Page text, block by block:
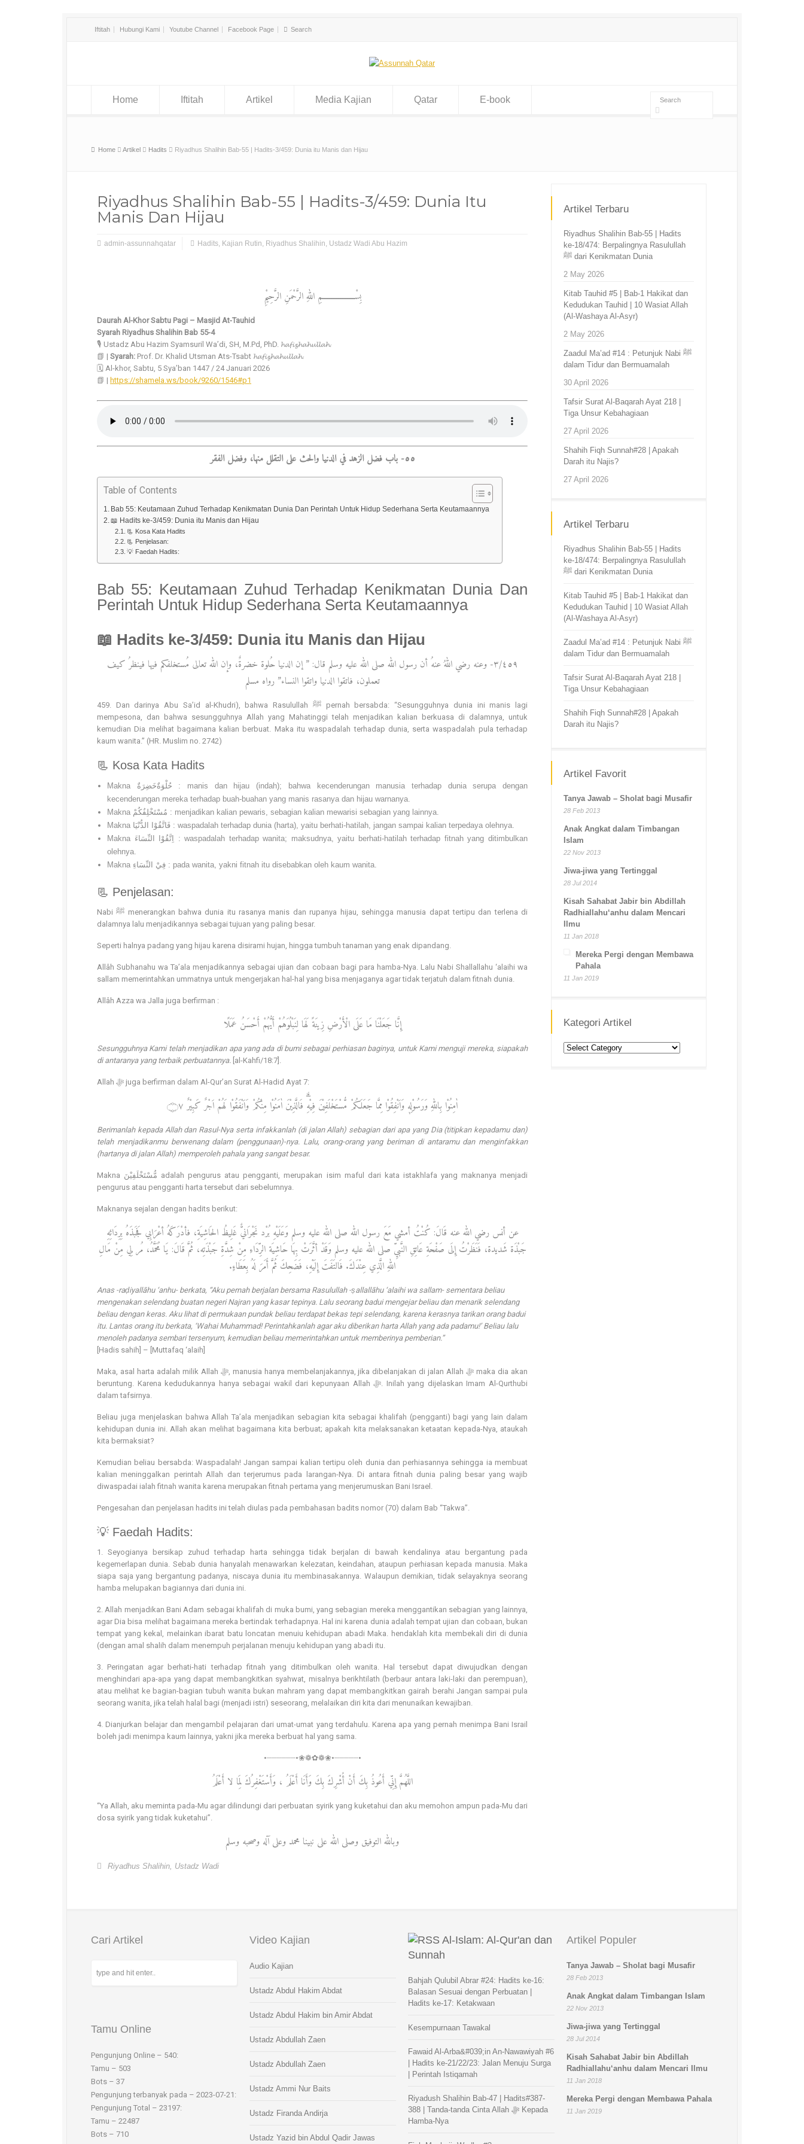
Iftitah Hubungi Kami Youtube Channel Facebook Page
Home Iftitah Artikel Media Kajian Qatar E-book
Home Artikel Hadits Riyadhus Shalihin Bab-55 | Hadits-3/459: Dunia itu Manis dan Hijau
Riyadhus Shalihin Bab-55 | Hadits-3/459: Dunia Itu
Manis Dan Hijau
admin-assunnahqatar Hadits, Kajian Rutin, Riyadhus Shalihin, Ustadz Wadi Abu Hazim
بِسْــــــــــــــــــمِ اللهِ الرَّحْمَنِ الرَّحِيْمِ
Daurah Al-Khor Sabtu Pagi – Masjid At-Tauhid
Syarah Riyadhus Shalihin Bab 55-4
🎙️ Ustadz Abu Hazim Syamsuril Wa’di, SH, M.Pd, PhD. 𝓱𝓪𝓯𝓲𝔃𝓱𝓪𝓱𝓾𝓵𝓵𝓪𝓱.
📗 | Syarah: Prof. Dr. Khalid Utsman Ats-Tsabt 𝓱𝓪𝓯𝓲𝔃𝓱𝓪𝓱𝓾𝓵𝓵𝓪𝓱.
🗓️ Al-khor, Sabtu, 5 Sya’ban 1447 / 24 Januari 2026
📗 | https://shamela.ws/book/9260/1546#p1
٥٥- باب فضل الزهد في الدنيا والحث على التقلل منها، وفضل الفقر
Table of Contents
Bab 55: Keutamaan Zuhud Terhadap Kenikmatan Dunia Dan Perintah Untuk Hidup Sederhana Serta Keutamaannya
📖 Hadits ke-3/459: Dunia itu Manis dan Hijau
📃 Kosa Kata Hadits
📃 Penjelasan:
💡 Faedah Hadits:
Bab 55: Keutamaan Zuhud Terhadap Kenikmatan Dunia Dan
Perintah Untuk Hidup Sederhana Serta Keutamaannya
📖 Hadits ke-3/459: Dunia itu Manis dan Hijau
٣/٤٥٩- وعنه رضي اللهُ عنهُ أن رسول الله صلى الله عليه وسلم قال: ” إن الدنيا حُلوة خضرةٌ، وإن الله تعالى مُستخلفكم فيها فينظرُ كيف
تعملون، فاتقوا الدنيا واتقوا النساء” رواه مسلم
459. Dan darinya Abu Sa’id al-Khudri), bahwa Rasulullah ﷺ pernah bersabda: “Sesungguhnya dunia ini manis lagi
mempesona, dan bahwa sesungguhnya Allah yang Mahatinggi telah menjadikan kalian berkuasa di dalamnya, untuk
kemudian Dia melihat bagaimana kalian berbuat. Maka itu waspadalah terhadap dunia, serta waspadalah pula terhadap
kaum wanita.” (HR. Muslim no. 2742)
📃 Kosa Kata Hadits
Makna حُلْوَةٌخَضِرَةٌ : manis dan hijau (indah); bahwa kecenderungan manusia terhadap dunia serupa dengan
kecenderungan mereka terhadap buah-buahan yang manis rasanya dan hijau warnanya.
Makna مُسْتَخْلِفُكُمْ : menjadikan kalian pewaris, sebagian kalian mewarisi sebagian yang lainnya.
Makna فَاتَّقُوْا الدُّنْيَا : waspadalah terhadap dunia (harta), yaitu berhati-hatilah, jangan sampai kalian terpedaya olehnya.
Makna اِتَّقُوْا النِّسَاءَ : waspadalah terhadap wanita; maksudnya, yaitu berhati-hatilah terhadap fitnah yang ditimbulkan
olehnya.
Makna فِيْ النِّسَاءِ : pada wanita, yakni fitnah itu disebabkan oleh kaum wanita.
📃 Penjelasan:
Nabi ﷺ menerangkan bahwa dunia itu rasanya manis dan rupanya hijau, sehingga manusia dapat tertipu dan terlena di
dalamnya lalu menjadikannya sebagai tujuan yang paling besar.
Seperti halnya padang yang hijau karena disirami hujan, hingga tumbuh tanaman yang enak dipandang.
Allâh Subhanahu wa Ta’ala menjadikannya sebagai ujian dan cobaan bagi para hamba-Nya. Lalu Nabi Shallallahu ‘alaihi wa
sallam memerintahkan ummatnya untuk mengerjakan hal-hal yang bisa menjaganya agar tidak terjatuh dalam fitnah dunia.
Allâh Azza wa Jalla juga berfirman :
إِنَّا جَعَلْنَا مَا عَلَى الْأَرْضِ زِينَةً لَهَا لِنَبْلُوَهُمْ أَيُّهُمْ أَحْسَنُ عَمَلًا
Sesungguhnya Kami telah menjadikan apa yang ada di bumi sebagai perhiasan baginya, untuk Kami menguji mereka, siapakah
di antaranya yang terbaik perbuatannya. [al-Kahfi/18:7].
Allah ﷻ juga berfirman dalam Al-Qur’an Surat Al-Hadid Ayat 7:
اٰمِنُوْا بِاللّٰهِ وَرَسُوْلِهٖ وَاَنْفِقُوْا مِمَّا جَعَلَكُمْ مُّسْتَخْلَفِيْنَ فِيْهِۗ فَالَّذِيْنَ اٰمَنُوْا مِنْكُمْ وَاَنْفَقُوْا لَهُمْ اَجْرٌ كَبِيْرٌ ۝٧
Berimanlah kepada Allah dan Rasul-Nya serta infakkanlah (di jalan Allah) sebagian dari apa yang Dia (titipkan kepadamu dan)
telah menjadikanmu berwenang dalam (penggunaan)-nya. Lalu, orang-orang yang beriman di antaramu dan menginfakkan
(hartanya di jalan Allah) memperoleh pahala yang sangat besar.
Makna مُّسْتَخْلَفِيْنَ adalah pengurus atau pengganti, merupakan isim maful dari kata istakhlafa yang maknanya menjadi
pengurus atau pengganti harta tersebut dari sebelumnya.
Maknanya sejalan dengan hadits berikut:
عن أنس رضي الله عنه قَالَ: كُنْتُ أمشي مَعَ رسول الله صلى الله عليه وسلم وَعَلَيْهِ بُرْد نَجْرَانيٌّ غَلِيظُ الحَاشِيَةِ، فأدْرَكَهُ أعْرَابِي فَجَبذَهُ بِرِدَائِهِ
جَبْذَة شَديدة، فَنَظَرْتُ إِلَى صَفْحَةِ عَاتِقِ النَّبيِّ صلى الله عليه وسلم وَقَدْ أثَّرَتْ بِهَا حَاشِيَة الرِّدَاءِ مِنْ شِدَّةِ جَبْذَتِه، ثُمَّ قَالَ: يَا مُحَمَّدُ، مُر لِي مِنْ مَالِ
اللهِ الَّذِي عِنْدَكَ. فَالتَفَتَ إِلَيْهِ، فَضَحِكَ ثُمَّ أَمَرَ لَهُ بِعَطَاءٍ.
Anas -raḍiyallāhu ‘anhu- berkata, “Aku pernah berjalan bersama Rasulullah -ṣallallāhu ‘alaihi wa sallam- sementara beliau
mengenakan selendang buatan negeri Najran yang kasar tepinya. Lalu seorang badui mengejar beliau dan menarik selendang
beliau dengan keras. Aku lihat di permukaan pundak beliau terdapat bekas tepi selendang, karena kerasnya tarikan orang badui
itu. Lantas orang itu berkata, ‘Wahai Muhammad! Perintahkanlah agar aku diberikan harta Allah yang ada padamu!’ Beliau lalu
menoleh padanya sembari tersenyum, kemudian beliau memerintahkan untuk memberinya pemberian.”
[Hadis sahih] – [Muttafaq ‘alaih]
Maka, asal harta adalah milik Allah ﷻ, manusia hanya membelanjakannya, jika dibelanjakan di jalan Allah ﷻ maka dia akan
beruntung. Karena kedudukannya hanya sebagai wakil dari kepunyaan Allah ﷻ. Inilah yang dijelaskan Imam Al-Qurthubi
dalam tafsirnya.
Beliau juga menjelaskan bahwa Allah Ta’ala menjadikan sebagian kita sebagai khalifah (pengganti) bagi yang lain dalam
kehidupan dunia ini. Allah akan melihat bagaimana kita berbuat; apakah kita melaksanakan ketaatan kepada-Nya, ataukah
kita bermaksiat?
Kemudian beliau bersabda: Waspadalah! Jangan sampai kalian tertipu oleh dunia dan perhiasannya sehingga ia membuat
kalian meninggalkan perintah Allah dan terjerumus pada larangan-Nya. Di antara fitnah dunia paling besar yang wajib
diwaspadai ialah fitnah wanita karena merupakan fitnah pertama yang menjerumuskan Bani Israel.
Pengesahan dan penjelasan hadits ini telah diulas pada pembahasan badits nomor (70) dalam Bab “Takwa”.
💡 Faedah Hadits:
1. Seyogianya bersikap zuhud terhadap harta sehingga tidak berjalan di bawah kendalinya atau bergantung pada
kegemerlapan dunia. Sebab dunia hanyalah menawarkan kelezatan, keindahan, ataupun perhiasan kepada manusia. Maka
siapa saja yang bergantung padanya, niscaya dunia itu membinasakannya. Walaupun demikian, tidak selayaknya seorang
hamba melupakan bagiannya dari dunia ini.
2. Allah menjadikan Bani Adam sebagai khalifah di muka bumi, yang sebagian mereka menggantikan sebagian yang lainnya,
agar Dia bisa melihat bagaimana mereka bertindak terhadapnya. Hal ini karena dunia adalah tempat ujian dan cobaan, bukan
tempat yang kekal, melainkan ibarat batu loncatan menuiu kehidupan abadi Maka. hendaklah kita membekali diri di dunia
(dengan amal shalih dalam menempuh perjalanan menuju kehidupan yang abadi itu.
3. Peringatan agar berhati-hati terhadap fitnah yang ditimbulkan oleh wanita. Hal tersebut dapat diwujudkan dengan
menghindari apa-apa yang dapat membangkitkan syahwat, misalnya berikhtilath (berbaur antara laki-laki dan perempuan),
atau melihat ke bagian-bagian tubuh wanita bukan mahram yang dapat membangkitkan gairah berahi Jangan sampai pula
seorang wanita, jika telah halal bagi (menjadi istri) seseorang, melalaikan diri kita dari menunaikan kewajiban.
4. Dianjurkan belajar dan mengambil pelajaran dari umat-umat yang terdahulu. Karena apa yang pernah menimpa Bani Israil
boleh jadi menimpa kaum lainnya, yakni jika mereka berbuat hal yang sama.
•┈┈┈┈┈┈•❀❁✿❁❀•┈┈┈┈┈•
اللَّهُمَّ إِنِّي أَعُوذُ بِكَ أَنْ أُشْرِكَ بِكَ وَأَنَا أَعْلَمُ ، وَأَسْتَغْفِرُكَ لِمَا لا أَعْلَمُ
“Ya Allah, aku meminta pada-Mu agar dilindungi dari perbuatan syirik yang kuketahui dan aku memohon ampun pada-Mu dari
dosa syirik yang tidak kuketahui”.
وبالله التوفيق وصلى الله على نبينا محمد وعلى آله وصحبه وسلم
Riyadhus Shalihin, Ustadz Wadi
Artikel Terbaru
Riyadhus Shalihin Bab-55 | Hadits
ke-18/474: Berpalingnya Rasulullah
ﷺ dari Kenikmatan Dunia
2 May 2026
Kitab Tauhid #5 | Bab-1 Hakikat dan
Kedudukan Tauhid | 10 Wasiat Allah
(Al-Washaya Al-Asyr)
2 May 2026
Zaadul Ma’ad #14 : Petunjuk Nabi ﷺ
dalam Tidur dan Bermuamalah
30 April 2026
Tafsir Surat Al-Baqarah Ayat 218 |
Tiga Unsur Kebahagiaan
27 April 2026
Shahih Fiqh Sunnah#28 | Apakah
Darah itu Najis?
27 April 2026
Artikel Terbaru
Riyadhus Shalihin Bab-55 | Hadits
ke-18/474: Berpalingnya Rasulullah
ﷺ dari Kenikmatan Dunia
Kitab Tauhid #5 | Bab-1 Hakikat dan
Kedudukan Tauhid | 10 Wasiat Allah
(Al-Washaya Al-Asyr)
Zaadul Ma’ad #14 : Petunjuk Nabi ﷺ
dalam Tidur dan Bermuamalah
Tafsir Surat Al-Baqarah Ayat 218 |
Tiga Unsur Kebahagiaan
Shahih Fiqh Sunnah#28 | Apakah
Darah itu Najis?
Artikel Favorit
Tanya Jawab – Sholat bagi Musafir
28 Feb 2013
Anak Angkat dalam Timbangan
Islam
22 Nov 2013
Jiwa-jiwa yang Tertinggal
28 Jul 2014
Kisah Sahabat Jabir bin Abdillah
Radhiallahu‘anhu dalam Mencari
Ilmu
11 Jan 2018
Mereka Pergi dengan Membawa
Pahala
11 Jan 2019
Kategori Artikel
Kategori
Cari Artikel
Tamu Online
Pengunjung Online – 540:
Tamu – 503
Bots – 37
Pengunjung terbanyak pada – 2023-07-21:
Pengunjung Total – 23197:
Tamu – 22487
Bots – 710
Video Kajian
Audio Kajian
Ustadz Abdul Hakim Abdat
Ustadz Abdul Hakim bin Amir Abdat
Ustadz Abdullah Zaen
Ustadz Abdullah Zaen
Ustadz Ammi Nur Baits
Ustadz Firanda Andirja
Ustadz Yazid bin Abdul Qadir Jawas
Al-Islam: Al-Qur'an dan
Sunnah
Bahjah Qulubil Abrar #24: Hadits ke-16:
Balasan Sesuai dengan Perbuatan |
Hadits ke-17: Ketakwaan
Kesempurnaan Tawakal
Fawaid Al-Arba&#039;in An-Nawawiyah #6
| Hadits ke-21/22/23: Jalan Menuju Surga
| Perintah Istiqamah
Riyadush Shalihin Bab-47 | Hadits#387-
388 | Tanda-tanda Cinta Allah ﷻ Kepada
Hamba-Nya
Artikel Populer
Tanya Jawab – Sholat bagi Musafir
28 Feb 2013
Anak Angkat dalam Timbangan Islam
22 Nov 2013
Jiwa-jiwa yang Tertinggal
28 Jul 2014
Kisah Sahabat Jabir bin Abdillah
Radhiallahu‘anhu dalam Mencari Ilmu
11 Jan 2018
Mereka Pergi dengan Membawa Pahala
11 Jan 2019